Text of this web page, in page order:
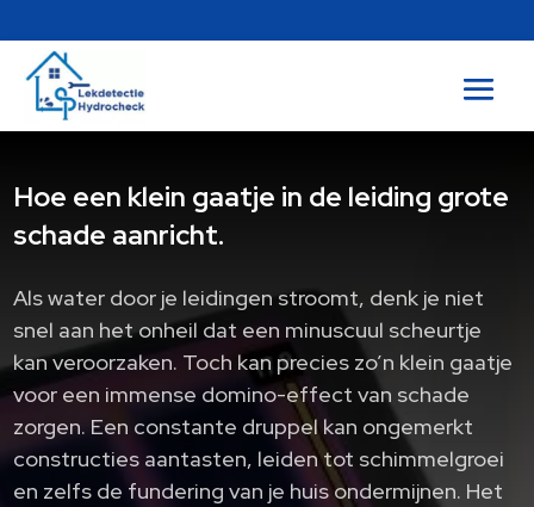
Hoe een klein gaatje in de leiding grote
schade aanricht.​
Als water door je leidingen stroomt, denk je niet
snel aan het onheil dat een minuscuul scheurtje
kan veroorzaken. Toch kan precies zo’n klein gaatje
voor een immense domino-effect van schade
zorgen. Een constante druppel kan ongemerkt
constructies aantasten, leiden tot schimmelgroei
en zelfs de fundering van je huis ondermijnen. Het